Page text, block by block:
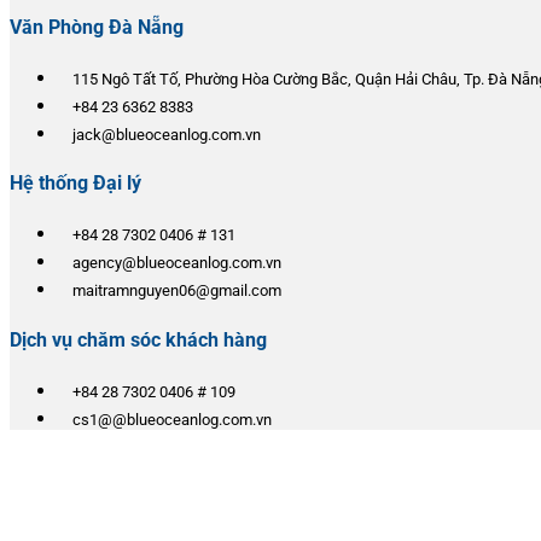
Văn Phòng Đà Nẵng
115 Ngô Tất Tố, Phường Hòa Cường Bắc, Quận Hải Châu, Tp. Đà
+84 23 6362 8383
jack@blueoceanlog.com.vn
Hệ thống Đại lý
+84 28 7302 0406 # 131
agency@blueoceanlog.com.vn
maitramnguyen06@gmail.com
Dịch vụ chăm sóc khách hàng
+84 28 7302 0406 # 109
cs1@@blueoceanlog.com.vn